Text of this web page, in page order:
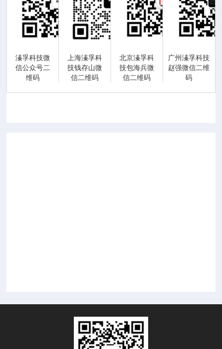
溱孚科技微
信公众号二
维码
上海溱孚科
技钱存山微
信二维码
北京溱孚科
技包海兵微
信二维码
广州溱孚科技
赵强微信二维
码